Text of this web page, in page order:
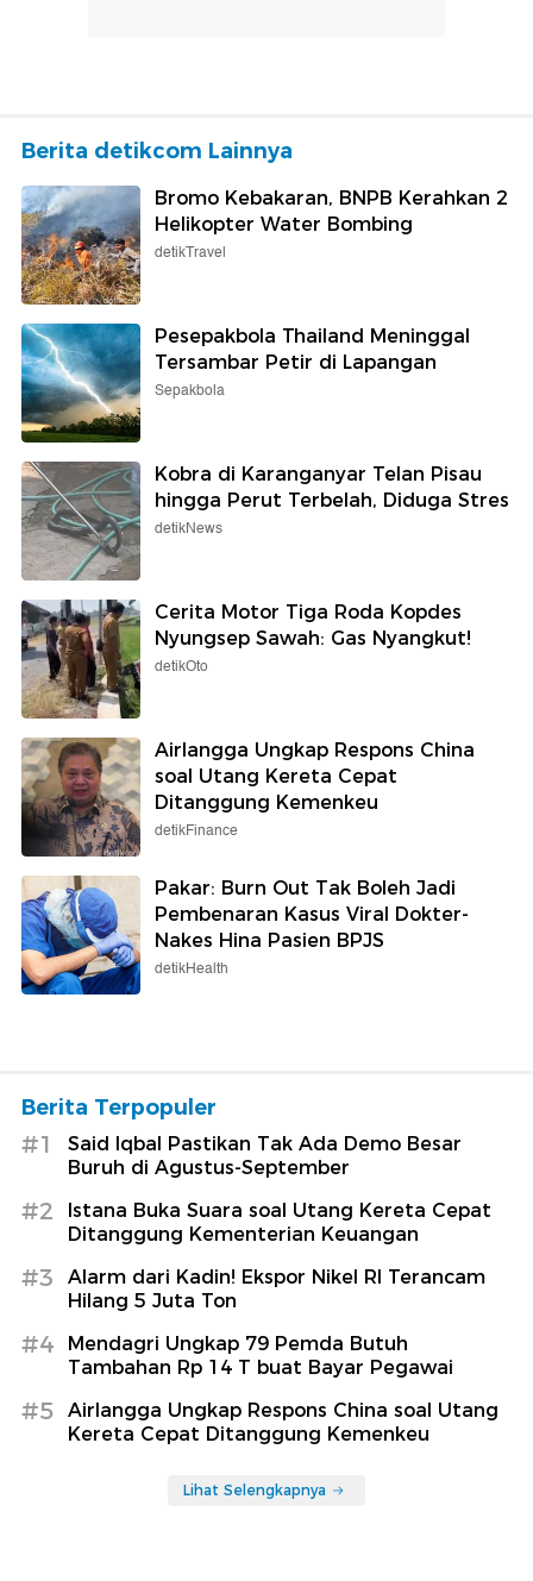
Berita detikcom Lainnya
Bromo Kebakaran, BNPB Kerahkan 2
Helikopter Water Bombing
detikTravel
Pesepakbola Thailand Meninggal
Tersambar Petir di Lapangan
Sepakbola
Kobra di Karanganyar Telan Pisau
hingga Perut Terbelah, Diduga Stres
detikNews
Cerita Motor Tiga Roda Kopdes
Nyungsep Sawah: Gas Nyangkut!
detikOto
Airlangga Ungkap Respons China
soal Utang Kereta Cepat
Ditanggung Kemenkeu
detikFinance
Pakar: Burn Out Tak Boleh Jadi
Pembenaran Kasus Viral Dokter-
Nakes Hina Pasien BPJS
detikHealth
Berita Terpopuler
#1
Said Iqbal Pastikan Tak Ada Demo Besar
Buruh di Agustus-September
#2
Istana Buka Suara soal Utang Kereta Cepat
Ditanggung Kementerian Keuangan
#3
Alarm dari Kadin! Ekspor Nikel RI Terancam
Hilang 5 Juta Ton
#4
Mendagri Ungkap 79 Pemda Butuh
Tambahan Rp 14 T buat Bayar Pegawai
#5
Airlangga Ungkap Respons China soal Utang
Kereta Cepat Ditanggung Kemenkeu
Lihat Selengkapnya